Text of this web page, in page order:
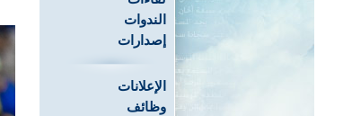
الندوات
إصدارات
الإعلانات
وظائف